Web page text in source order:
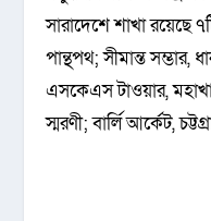
সারাদেশে শাখা রয়েছে
পান্থপথ; সীমান্ত সম্ভার,
এসকেএস টাওয়ার,
স্মরণী; বার্লি আর্কেট,